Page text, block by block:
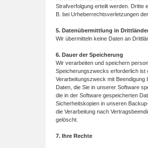
Strafverfolgung erteilt werden. Dritte
B. bei Urheberrechtsverletzungen
5. Datenübermittlung in
Wir übermitteln keine Daten an
6. Dauer der Speicherung
Wir verarbeiten und speichern
Speicherungszwecks erforderlich ist
Verarbeitungszweck mit Beendigung
Daten, die Sie in unserer Software
die in der Software gespeicherten
Sicherheitskopien in unseren
die Verarbeitung nach
gelöscht.
7. Ihre Rechte